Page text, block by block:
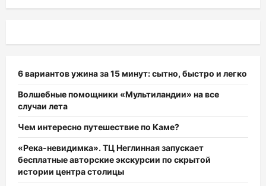
6 вариантов ужина за 15 минут: сытно, быстро и легко
Волшебные помощники «Мультиландии» на все
случаи лета
Чем интересно путешествие по Каме?
«Река-невидимка». ТЦ Неглинная запускает
бесплатные авторские экскурсии по скрытой
истории центра столицы